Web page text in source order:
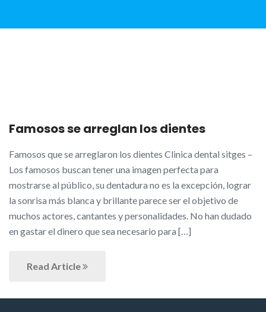
Famosos se arreglan los dientes
Famosos que se arreglaron los dientes Clinica dental sitges –
Los famosos buscan tener una imagen perfecta para
mostrarse al público, su dentadura no es la excepción, lograr
la sonrisa más blanca y brillante parece ser el objetivo de
muchos actores, cantantes y personalidades. No han dudado
en gastar el dinero que sea necesario para […]
Read Article